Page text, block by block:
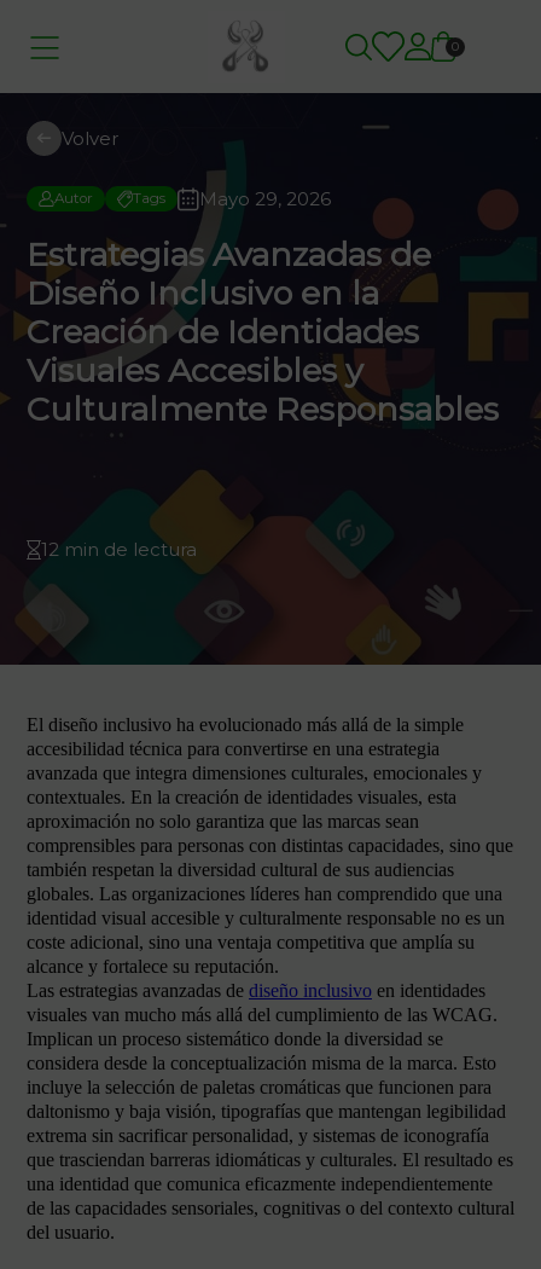
0
Volver
Autor Tags Mayo 29, 2026
Estrategias Avanzadas de
Diseño Inclusivo en la
Creación de Identidades
Visuales Accesibles y
Culturalmente Responsables
12 min de lectura
El diseño inclusivo ha evolucionado más allá de la simple
accesibilidad técnica para convertirse en una estrategia
avanzada que integra dimensiones culturales, emocionales y
contextuales. En la creación de identidades visuales, esta
aproximación no solo garantiza que las marcas sean
comprensibles para personas con distintas capacidades, sino que
también respetan la diversidad cultural de sus audiencias
globales. Las organizaciones líderes han comprendido que una
identidad visual accesible y culturalmente responsable no es un
coste adicional, sino una ventaja competitiva que amplía su
alcance y fortalece su reputación.
Las estrategias avanzadas de diseño inclusivo en identidades
visuales van mucho más allá del cumplimiento de las WCAG.
Implican un proceso sistemático donde la diversidad se
considera desde la conceptualización misma de la marca. Esto
incluye la selección de paletas cromáticas que funcionen para
daltonismo y baja visión, tipografías que mantengan legibilidad
extrema sin sacrificar personalidad, y sistemas de iconografía
que trasciendan barreras idiomáticas y culturales. El resultado es
una identidad que comunica eficazmente independientemente
de las capacidades sensoriales, cognitivas o del contexto cultural
del usuario.